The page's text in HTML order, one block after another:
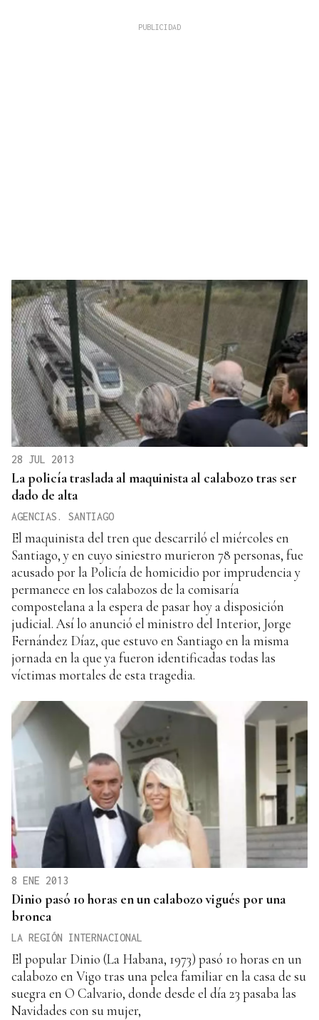
28 JUL 2013
La policía traslada al maquinista al calabozo tras ser
dado de alta
AGENCIAS. SANTIAGO
El maquinista del tren que descarriló el miércoles en
Santiago, y en cuyo siniestro murieron 78 personas, fue
acusado por la Policía de homicidio por imprudencia y
permanece en los calabozos de la comisaría
compostelana a la espera de pasar hoy a disposición
judicial. Así lo anunció el ministro del Interior, Jorge
Fernández Díaz, que estuvo en Santiago en la misma
jornada en la que ya fueron identificadas todas las
víctimas mortales de esta tragedia.
8 ENE 2013
Dinio pasó 10 horas en un calabozo vigués por una
bronca
LA REGIÓN INTERNACIONAL
El popular Dinio (La Habana, 1973) pasó 10 horas en un
calabozo en Vigo tras una pelea familiar en la casa de su
suegra en O Calvario, donde desde el día 23 pasaba las
Navidades con su mujer,